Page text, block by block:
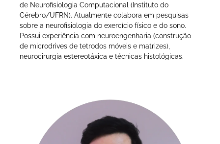
de Neurofisiologia Computacional (Instituto do
Cérebro/UFRN). Atualmente colabora em pesquisas
sobre a neurofisiologia do exercício físico e do sono.
Possui experiência com neuroengenharia (construção
de microdrives de tetrodos móveis e matrizes),
neurocirurgia estereotáxica e técnicas histológicas.